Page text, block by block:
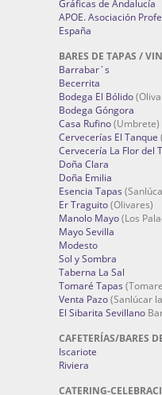
Gráficas de Andalucía
APOE. Asociación
España
BARES DE TAPAS /
Barrabar´s
Becerrita
Bodega El Bólido
Bodega Góngora
Casa Rufino(Umbrete)
Cervecerías El Tanque
Cervecería La Flor del
Doña Clara
Doña Emilia
Esencia Tapas
Er Traguito(Olivares)
Manolo Mayo(Los
Mayo Sevilla
Modesto
Sol y Sombra
Taberna La Sal
Tomaré Tapas
Venta Pazo(Sanlúcar
El Sibarita Sevillano
CAFETERÍAS/BARES
Iscariote
Riviera
CATERING-